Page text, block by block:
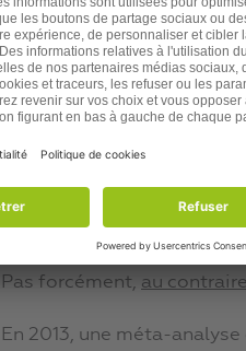
Dès que vous dépassez
ce petit jeu, la moitié de la
Cela veut il dire que
Oui , elles ont certainement
monde leur dit, y compris
Mais ont-elles un
Pas forcément, au contraire
En 2013, une méta-